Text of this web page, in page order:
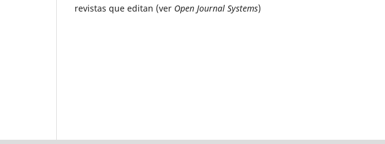
revistas que editan (ver Open Journal Systems)